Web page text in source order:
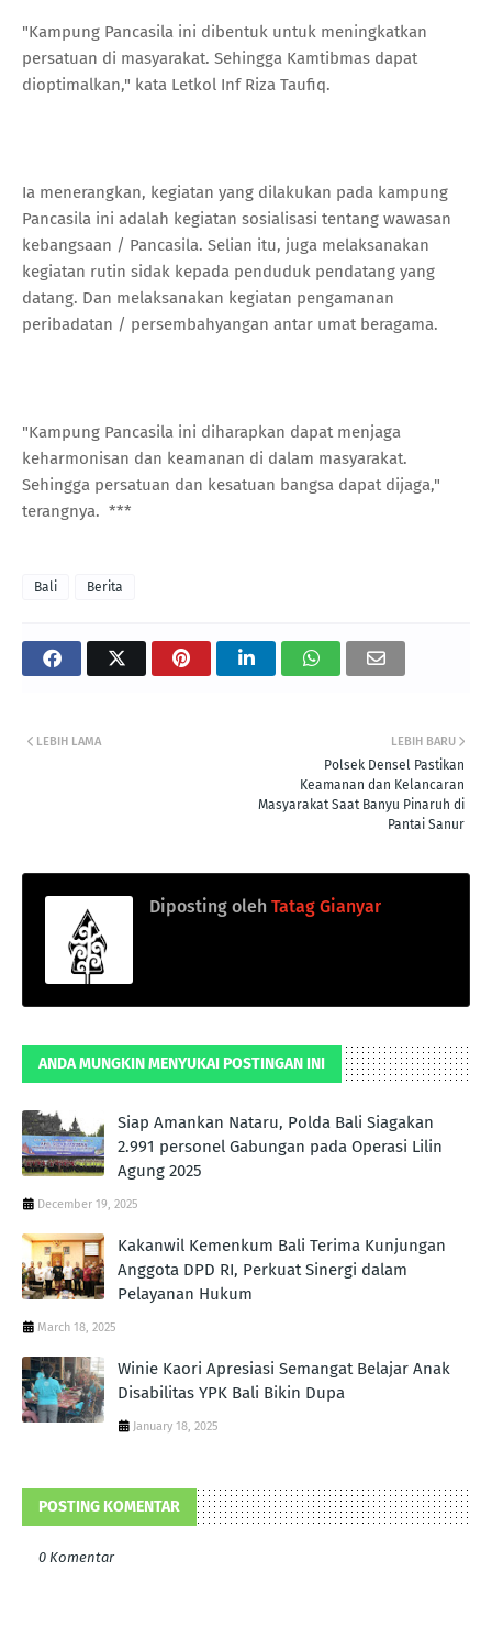
"Kampung Pancasila ini dibentuk untuk meningkatkan
persatuan di masyarakat. Sehingga Kamtibmas dapat
dioptimalkan," kata Letkol Inf Riza Taufiq.
Ia menerangkan, kegiatan yang dilakukan pada kampung
Pancasila ini adalah kegiatan sosialisasi tentang wawasan
kebangsaan / Pancasila. Selian itu, juga melaksanakan
kegiatan rutin sidak kepada penduduk pendatang yang
datang. Dan melaksanakan kegiatan pengamanan
peribadatan / persembahyangan antar umat beragama.
"Kampung Pancasila ini diharapkan dapat menjaga
keharmonisan dan keamanan di dalam masyarakat.
Sehingga persatuan dan kesatuan bangsa dapat dijaga,"
terangnya. ***
Bali Berita
LEBIH BARU
Polsek Densel Pastikan
Keamanan dan Kelancaran
Masyarakat Saat Banyu Pinaruh di
Pantai Sanur
LEBIH LAMA
Diposting oleh Tatag Gianyar
ANDA MUNGKIN MENYUKAI POSTINGAN INI
Siap Amankan Nataru, Polda Bali Siagakan
2.991 personel Gabungan pada Operasi Lilin
Agung 2025
December 19, 2025
Kakanwil Kemenkum Bali Terima Kunjungan
Anggota DPD RI, Perkuat Sinergi dalam
Pelayanan Hukum
March 18, 2025
Winie Kaori Apresiasi Semangat Belajar Anak
Disabilitas YPK Bali Bikin Dupa
January 18, 2025
POSTING KOMENTAR
0 Komentar